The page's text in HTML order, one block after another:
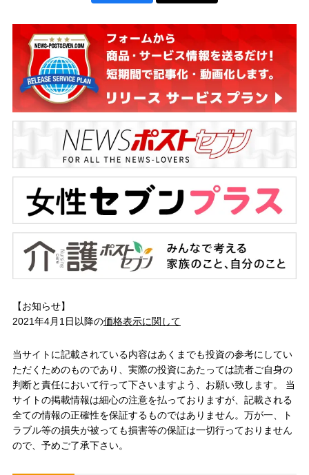
【お知らせ】
2021年4月1日以降の価格表示に関して
当サイトに記載されている内容はあくまでも投資の参考にしてい
ただくためのものであり、実際の投資にあたっては読者ご自身の
判断と責任において行って下さいますよう、お願い致します。 当
サイトの掲載情報は細心の注意を払っておりますが、記載される
全ての情報の正確性を保証するものではありません。万が一、ト
ラブル等の損失が被っても損害等の保証は一切行っておりません
ので、予めご了承下さい。